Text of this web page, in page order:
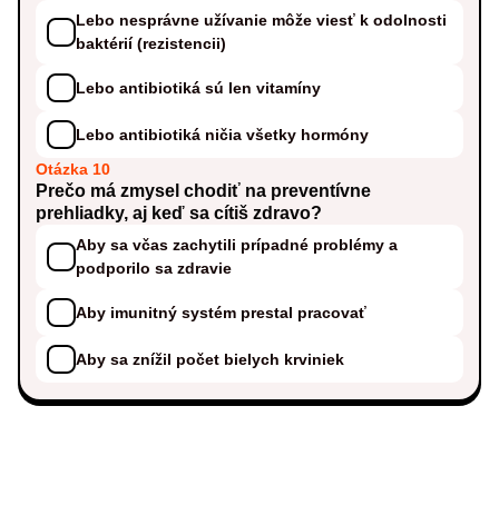
Lebo nesprávne užívanie môže viesť k odolnosti
baktérií (rezistencii)
Lebo antibiotiká sú len vitamíny
Lebo antibiotiká ničia všetky hormóny
Otázka 10
Prečo má zmysel chodiť na preventívne
prehliadky, aj keď sa cítiš zdravo?
Aby sa včas zachytili prípadné problémy a
podporilo sa zdravie
Aby imunitný systém prestal pracovať
Aby sa znížil počet bielych krviniek